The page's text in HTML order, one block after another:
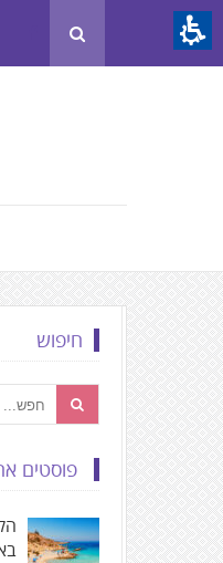
The
beginning
to
the
main
Content
חיפוש
פוסטים